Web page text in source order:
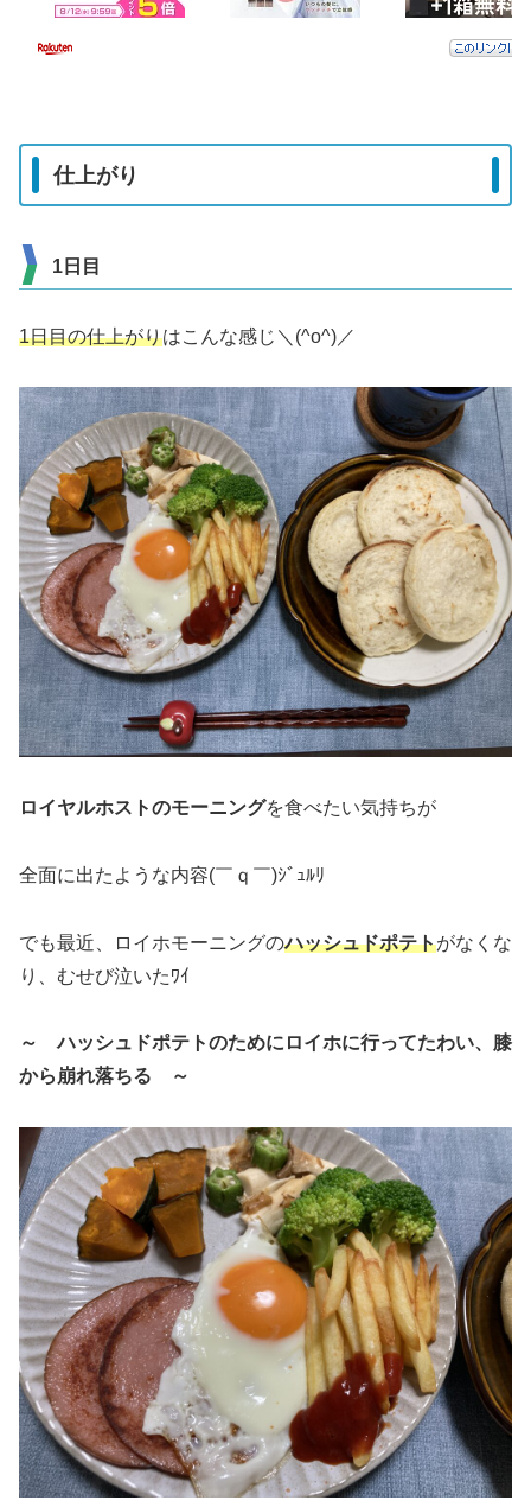
仕上がり
1日目
1日目の仕上がりはこんな感じ＼(^o^)／
ロイヤルホストのモーニングを食べたい気持ちが
全面に出たような内容(￣ｑ￣)ｼﾞｭﾙﾘ
でも最近、ロイホモーニングのハッシュドポテトがなくな
り、むせび泣いたﾜｲ
～ ハッシュドポテトのためにロイホに行ってたわい、膝
から崩れ落ちる ～